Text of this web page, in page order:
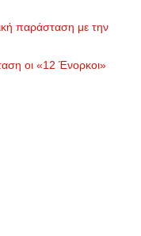
παράσταση με την
οι «12 Ένορκοι»